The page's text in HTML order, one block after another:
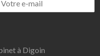
à Digoin